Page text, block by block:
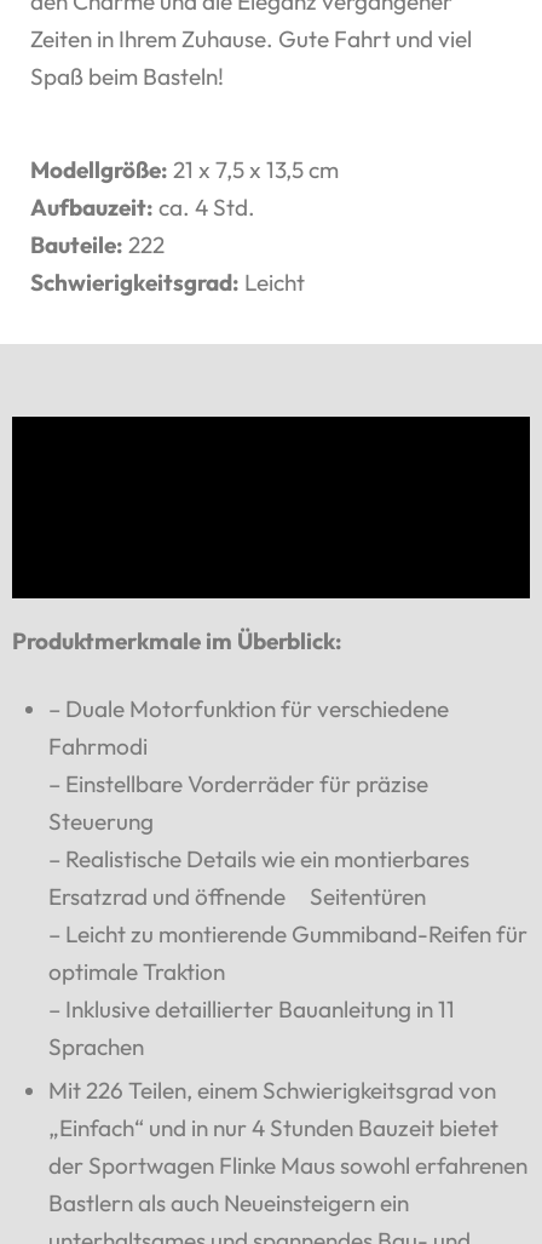
Zeiten in Ihrem Zuhause. Gute Fahrt und viel
Spaß beim Basteln!
Modellgröße: 21 x 7,5 x 13,5 cm
Aufbauzeit: ca. 4 Std.
Bauteile: 222
Schwierigkeitsgrad: Leicht
Produktmerkmale im Überblick:
– Duale Motorfunktion für verschiedene
Fahrmodi
– Einstellbare Vorderräder für präzise
Steuerung
– Realistische Details wie ein montierbares
Ersatzrad und öffnende Seitentüren
– Leicht zu montierende Gummiband-Reifen für
optimale Traktion
– Inklusive detaillierter Bauanleitung in 11
Sprachen
Mit 226 Teilen, einem Schwierigkeitsgrad von
„Einfach“ und in nur 4 Stunden Bauzeit bietet
der Sportwagen Flinke Maus sowohl erfahrenen
Bastlern als auch Neueinsteigern ein